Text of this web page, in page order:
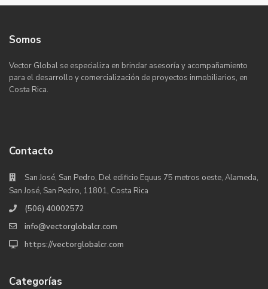
Somos
Vector Global se especializa en brindar asesoría y acompañamiento
para el desarrollo y comercialización de proyectos inmobiliarios, en
Costa Rica.
Contacto
San José, San Pedro, Del edificio Equus 75 metros oeste, Alameda,
San José, San Pedro, 11801, Costa Rica
(506) 40002572
info@vectorglobalcr.com
https://vectorglobalcr.com
Categorías